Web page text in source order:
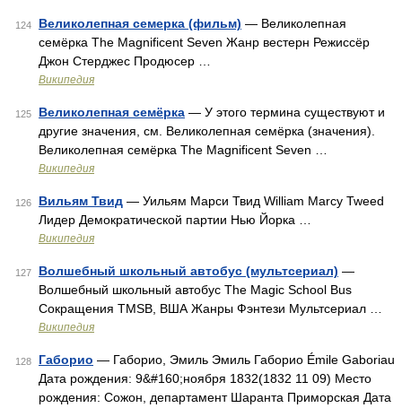
124 Великолепная семерка (фильм) — Великолепная
семёрка The Magnificent Seven Жанр вестерн Режиссёр
Джон Стерджес Продюсер …
Википедия
125 Великолепная семёрка — У этого термина существуют и
другие значения, см. Великолепная семёрка (значения).
Великолепная семёрка The Magnificent Seven …
Википедия
126 Вильям Твид — Уильям Марси Твид William Marcy Tweed
Лидер Демократической партии Нью Йорка …
Википедия
127 Волшебный школьный автобус (мультсериал) —
Волшебный школьный автобус The Magic School Bus
Сокращения TMSB, ВША Жанры Фэнтези Мультсериал …
Википедия
128 Габорио — Габорио, Эмиль Эмиль Габорио Émile Gaboriau
Дата рождения: 9&#160;ноября 1832(1832 11 09) Место
рождения: Сожон, департамент Шаранта Приморская Дата